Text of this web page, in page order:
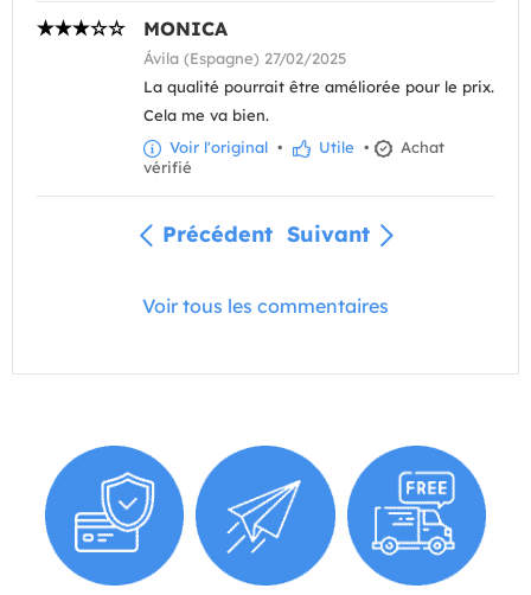
MONICA
Ávila (Espagne) 27/02/2025
La qualité pourrait être améliorée pour le prix.
Cela me va bien.
Voir l'original • Utile •
Achat
vérifié
Précédent Suivant
Voir tous les commentaires